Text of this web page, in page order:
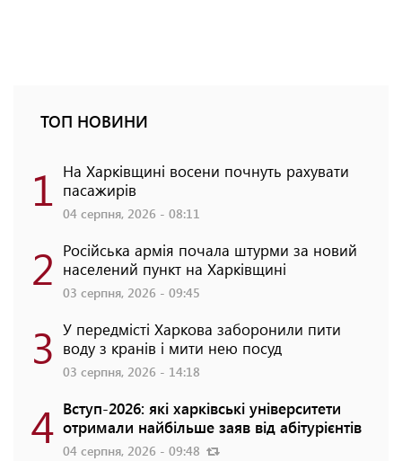
ТОП НОВИНИ
1 На Харківщині восени почнуть рахувати
пасажирів
04 серпня, 2026 - 08:11
2 Російська армія почала штурми за новий
населений пункт на Харківщині
03 серпня, 2026 - 09:45
3 У передмісті Харкова заборонили пити
воду з кранів і мити нею посуд
03 серпня, 2026 - 14:18
4 Вступ-2026: які харківські університети
отримали найбільше заяв від абітурієнтів
04 серпня, 2026 - 09:48